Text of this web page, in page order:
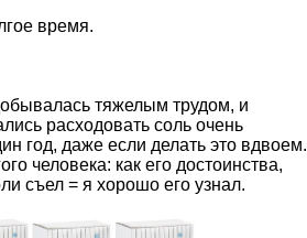
время.
тяжелым трудом, и
расходовать соль очень
год, даже если делать это вдвоем.
человека: как его достоинства,
съел = я хорошо его узнал.